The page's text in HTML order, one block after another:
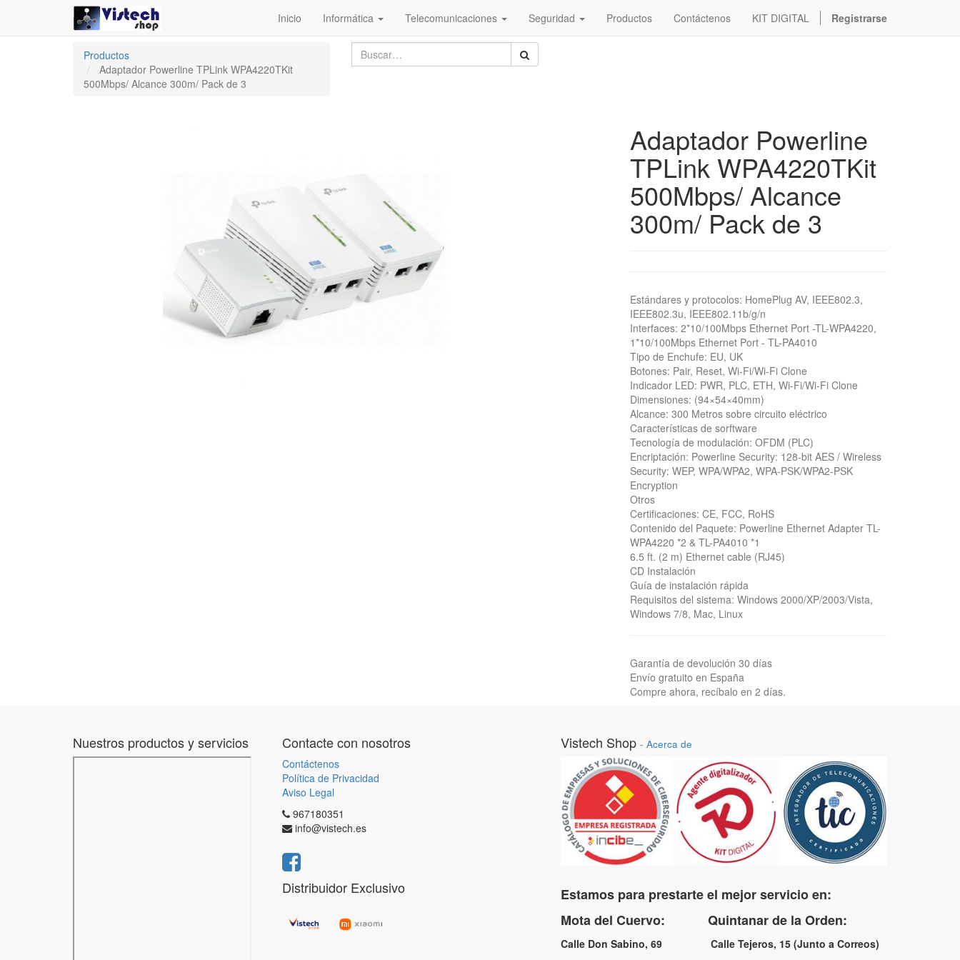
Inicio Informática Telecomunicaciones Seguridad Productos Contáctenos KIT DIGITAL Registrarse
Productos
Adaptador Powerline TPLink WPA4220TKit
500Mbps/ Alcance 300m/ Pack de 3
Adaptador Powerline
TPLink WPA4220TKit
500Mbps/ Alcance
300m/ Pack de 3
Estándares y protocolos: HomePlug AV, IEEE802.3,
IEEE802.3u, IEEE802.11b/g/n
Interfaces: 2*10/100Mbps Ethernet Port -TL-WPA4220,
1*10/100Mbps Ethernet Port - TL-PA4010
Tipo de Enchufe: EU, UK
Botones: Pair, Reset, Wi-Fi/Wi-Fi Clone
Indicador LED: PWR, PLC, ETH, Wi-Fi/Wi-Fi Clone
Dimensiones: (94×54×40mm)
Alcance: 300 Metros sobre circuito eléctrico
Características de sorftware
Tecnología de modulación: OFDM (PLC)
Encriptación: Powerline Security: 128-bit AES / Wireless
Security: WEP, WPA/WPA2, WPA-PSK/WPA2-PSK
Encryption
Otros
Certificaciones: CE, FCC, RoHS
Contenido del Paquete: Powerline Ethernet Adapter TL-
WPA4220 *2 & TL-PA4010 *1
6.5 ft. (2 m) Ethernet cable (RJ45)
CD Instalación
Guía de instalación rápida
Requisitos del sistema: Windows 2000/XP/2003/Vista,
Windows 7/8, Mac, Linux
Garantía de devolución 30 días
Envío gratuito en España
Compre ahora, recíbalo en 2 días.
Nuestros productos y servicios Contacte con nosotros
Contáctenos
Política de Privacidad
Aviso Legal
967180351
info@vistech.es
Distribuidor Exclusivo
Vistech Shop - Acerca de
Estamos para prestarte el mejor servicio en:
Mota del Cuervo: Quintanar de la Orden:
Calle Don Sabino, 69 Calle Tejeros, 15 (Junto a Correos)